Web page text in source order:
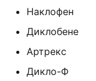
Наклофен
Диклобене
Артрекс
Дикло-Ф